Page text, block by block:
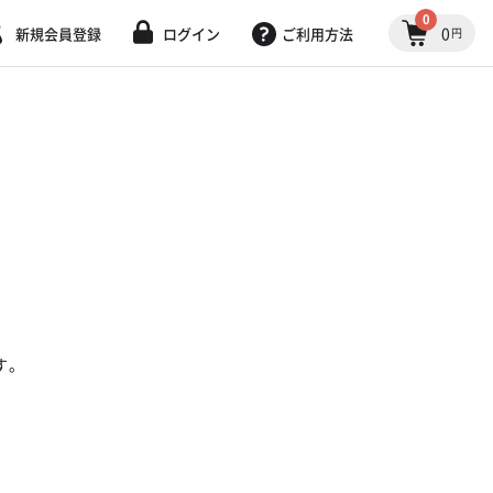
新規会員登録 ログイン ご利用方法
0
0 円